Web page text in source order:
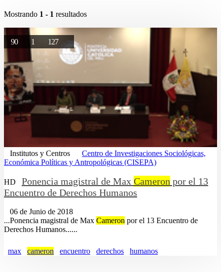
Mostrando 1 - 1 resultados
90 1 127
Institutos y Centros
Centro de Investigaciones Sociológicas,
Económica Políticas y Antropológicas (CISEPA)
HD Ponencia magistral de Max Cameron por el 13
Encuentro de Derechos Humanos
06 de Junio de 2018
...Ponencia magistral de Max Cameron por el 13 Encuentro de
Derechos Humanos......
max cameron encuentro derechos humanos